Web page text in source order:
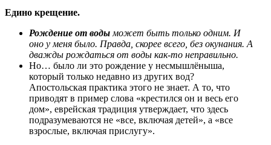
Едино крещение.
Рождение от воды может быть только одним. И
оно у меня было. Правда, скорее всего, без окунания. А
дважды рождаться от воды как-то неправильно.
Но… было ли это рождение у несмышлёныша,
который только недавно из других вод?
Апостольская практика этого не знает. А то, что
приводят в пример слова «крестился он и весь его
дом», еврейская традиция утверждает, что здесь
подразумеваются не «все, включая детей», а «все
взрослые, включая прислугу».